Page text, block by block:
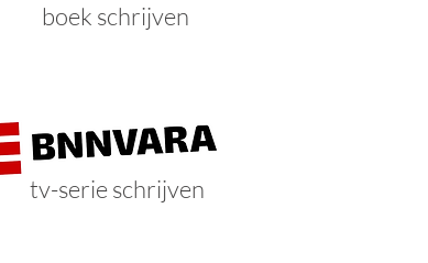
boek schrijven
tv-serie schrijven